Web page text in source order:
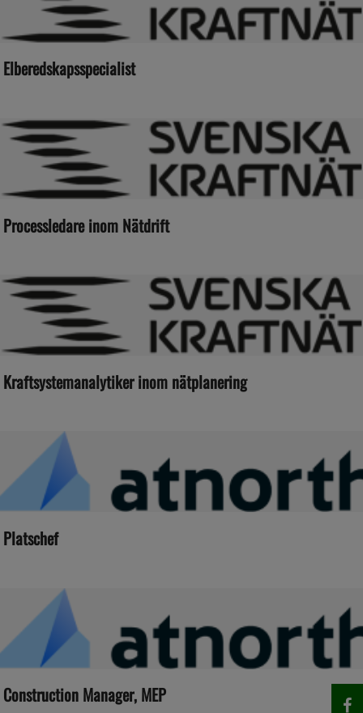
Elberedskapsspecialist
Processledare inom Nätdrift
Kraftsystemanalytiker inom nätplanering
Platschef
Construction Manager, MEP